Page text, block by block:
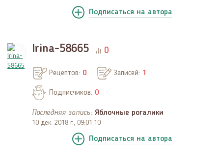
Подписаться на автора
Irina-58665 0
Рецептов: 0 Записей: 1
Подписчиков: 0
Последняя запись: Яблочные рогалики
10 дек. 2018 г., 09:01:10
Подписаться на автора